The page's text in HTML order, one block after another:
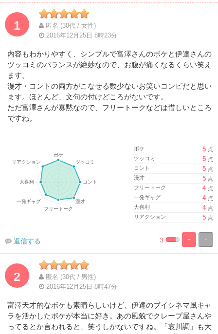
1
匿名 (30代 / 女性)
2016年12月25日 8時23分
内容もわかりやすく、シンプルで富澤さんのボケと伊達さんの
ツッコミのバランスが絶妙なので、お腹が痛くなるくらい笑え
ます。
漫才・コントの両方がこなせる数少ないお笑いコンビだと思い
ます。ほとんど、文句の付けどころがないです。
ただ富澤さんが寡黙なので、フリートークなどは惜しいところ
ですね。
ボケ 5 点
ツッコミ
5 点
コント
5 点
漫才
5 点
フリートーク
4 点
一発ギャグ
4 点
大喜利
4 点
リアクション
5 点
-
+
% 100%
3
返信する
2
匿名 (30代 / 男性)
2016年12月25日 8時47分
富澤天才的なボケも素晴らしいけど、伊達のブイシネマ風キャ
ラを活かしたボケが本当に好き。あの風貌でクレープ屋さんや
ってるとか言われると、笑うしかないですね。「哀川調」も大